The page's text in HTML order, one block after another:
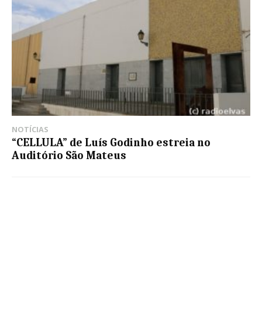
NOTÍCIAS
“CELLULA” de Luís Godinho estreia no
Auditório São Mateus